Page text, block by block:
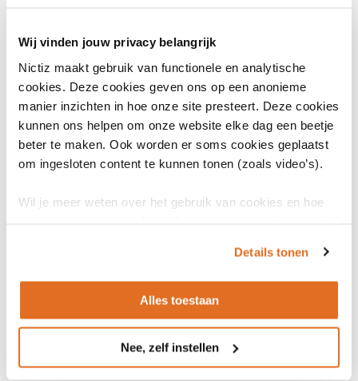
Wij vinden jouw privacy belangrijk
Nictiz maakt gebruik van functionele en analytische
cookies. Deze cookies geven ons op een anonieme
manier inzichten in hoe onze site presteert. Deze cookies
kunnen ons helpen om onze website elke dag een beetje
beter te maken. Ook worden er soms cookies geplaatst
om ingesloten content te kunnen tonen (zoals video’s).
Wil je meer weten over het gebruik van cookies en hoe
Details tonen
Alles toestaan
Nee, zelf instellen
6 februari 2024
Goede API’s als versneller voor meer
databeschikbaarheid
ARTIKEL
Je identiteit in een digitale wallet